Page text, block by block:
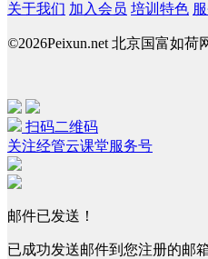
关于我们 加入会员 培训特色
©2026Peixun.net 北京国富如
扫码二维码
关注经管云课堂服务号
邮件已发送！
已成功发送邮件到您注册的邮